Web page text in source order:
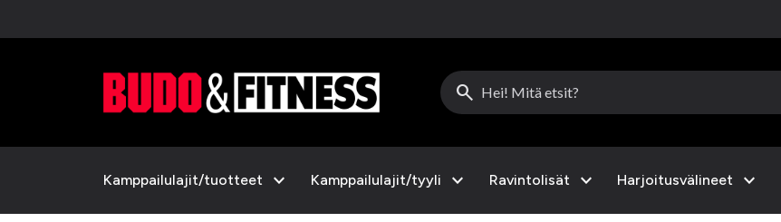
search
Kamppailulajit/tuotteet expand_more Kamppailulajit/tyyli expand_more Ravintolisät expand_more Harjoitusvälineet expand_more